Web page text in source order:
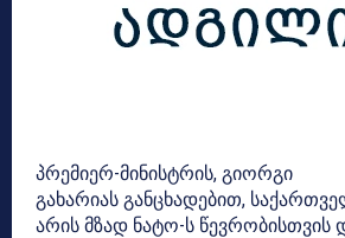
პრემიერ-მინისტრის, გიორგი
გახარიას განცხადებით,
არის მზად ნატო-ს წევრობისთვის